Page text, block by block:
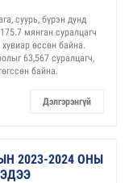
суурь, бүрэн дунд
мянган суралцагч
өссөн байна.
63,567 суралцагч,
байна.
Дэлгэрэнгүй
2023-2024 ОНЫ